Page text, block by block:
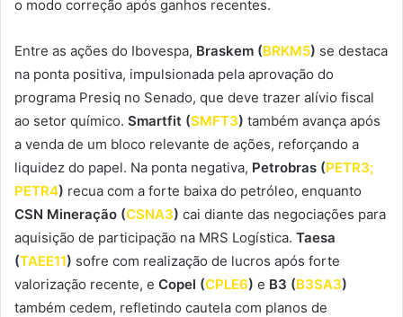
o modo correção após ganhos recentes.
Entre as ações do Ibovespa, Braskem (BRKM5) se destaca
na ponta positiva, impulsionada pela aprovação do
programa Presiq no Senado, que deve trazer alívio fiscal
ao setor químico. Smartfit (SMFT3) também avança após
a venda de um bloco relevante de ações, reforçando a
liquidez do papel. Na ponta negativa, Petrobras (PETR3;
PETR4) recua com a forte baixa do petróleo, enquanto
CSN Mineração (CSNA3) cai diante das negociações para
aquisição de participação na MRS Logística. Taesa
(TAEE11) sofre com realização de lucros após forte
valorização recente, e Copel (CPLE6) e B3 (B3SA3)
também cedem, refletindo cautela com planos de